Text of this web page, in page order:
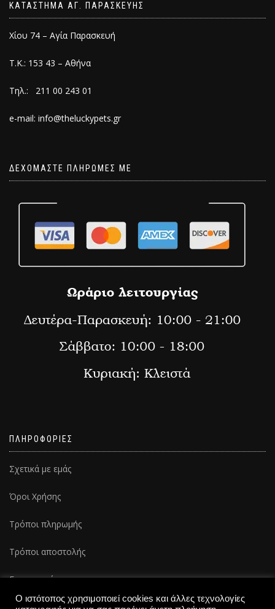
ΚΑΤΑΣΤΗΜΑ ΑΓ. ΠΑΡΑΣΚΕΥΗΣ
Χίου 74 – Αγία Παρασκευή
Τ.Κ.: 153 43 – Αθήνα
Τηλ.: 211 00 243 01
e-mail: info@theluckypets.gr
ΔΕΧΟΜΑΣΤΕ ΠΛΗΡΩΜΕΣ ΜΕ
ΠΛΗΡΟΦΟΡΙΕΣ
Σχετικά με εμάς
Όροι Χρήσης
Τρόποι πληρωμής
Τρόποι αποστολής
Επικοινωνία
Ο ιστότοπος χρησιμοποιεί cookies και άλλες τεχνολογίες